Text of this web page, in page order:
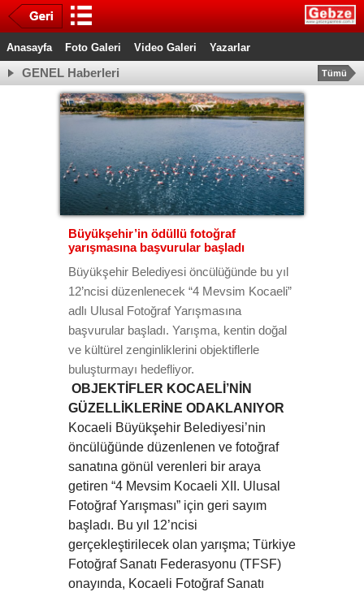
Anasayfa Foto Galeri Video Galeri Yazarlar
GENEL Haberleri Tümü
Büyükşehir’in ödüllü fotoğraf
yarışmasına başvurular başladı
Büyükşehir Belediyesi öncülüğünde bu yıl
12’ncisi düzenlenecek “4 Mevsim Kocaeli”
adlı Ulusal Fotoğraf Yarışmasına
başvurular başladı. Yarışma, kentin doğal
ve kültürel zenginliklerini objektiflerle
buluşturmayı hedefliyor.
OBJEKTİFLER KOCAELİ’NİN
GÜZELLİKLERİNE ODAKLANIYOR
Kocaeli Büyükşehir Belediyesi’nin
öncülüğünde düzenlenen ve fotoğraf
sanatına gönül verenleri bir araya
getiren “4 Mevsim Kocaeli XII. Ulusal
Fotoğraf Yarışması” için geri sayım
başladı. Bu yıl 12’ncisi
gerçekleştirilecek olan yarışma; Türkiye
Fotoğraf Sanatı Federasyonu (TFSF)
onayında, Kocaeli Fotoğraf Sanatı